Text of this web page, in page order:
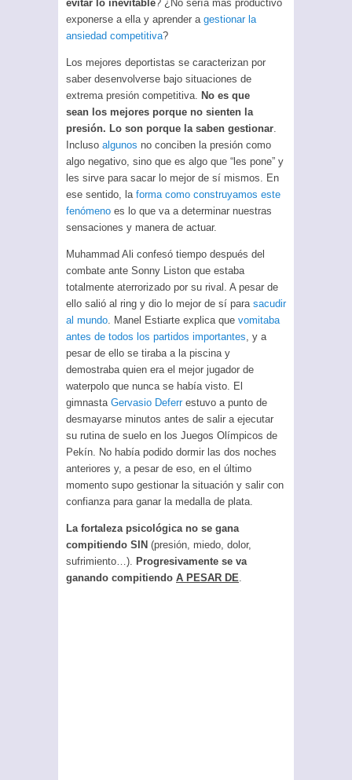
evitar lo inevitable? ¿No sería más productivo
exponerse a ella y aprender a gestionar la
ansiedad competitiva?
Los mejores deportistas se caracterizan por
saber desenvolverse bajo situaciones de
extrema presión competitiva. No es que
sean los mejores porque no sienten la
presión. Lo son porque la saben gestionar.
Incluso algunos no conciben la presión como
algo negativo, sino que es algo que “les pone” y
les sirve para sacar lo mejor de sí mismos. En
ese sentido, laforma como construyamos este
fenómeno es lo que va a determinar nuestras
sensaciones y manera de actuar.
Muhammad Ali confesó tiempo después del
combate ante Sonny Liston que estaba
totalmente aterrorizado por su rival. A pesar de
ello salió al ring y dio lo mejor de sí para sacudir
al mundo. Manel Estiarte explica que vomitaba
antes de todos los partidos importantes, y a
pesar de ello se tiraba a la piscina y
demostraba quien era el mejor jugador de
waterpolo que nunca se había visto. El
gimnasta Gervasio Deferrestuvo a punto de
desmayarse minutos antes de salir a ejecutar
su rutina de suelo en los Juegos Olímpicos de
Pekín. No había podido dormir las dos noches
anteriores y, a pesar de eso, en el último
momento supo gestionar la situación y salir con
confianza para ganar la medalla de plata.
La fortaleza psicológica no se gana
compitiendo SIN (presión, miedo, dolor,
sufrimiento…). Progresivamente se va
ganando compitiendo A PESAR DE.